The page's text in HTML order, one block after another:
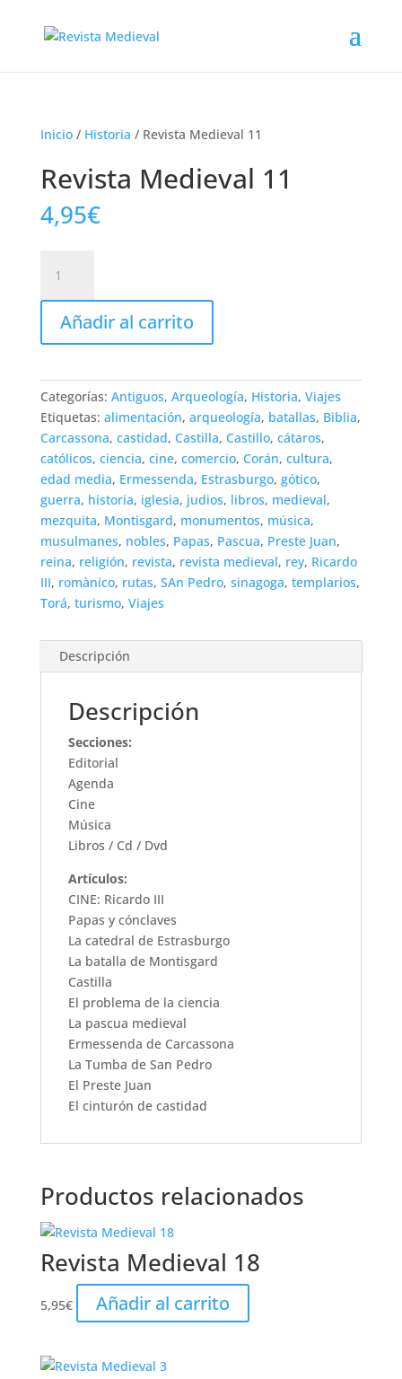
Inicio/ Historia / Revista Medieval 11
Revista Medieval 11
4,95€
Medieval
11
cantidad
Añadir al carrito
Categorías: Antiguos, Arqueología, Historia, Viajes
Etiquetas: alimentación, arqueología, batallas, Biblia,
Carcassona, castidad, Castilla, Castillo, cátaros,
católicos, ciencia, cine, comercio, Corán, cultura,
edad media, Ermessenda, Estrasburgo, gótico,
guerra, historia, iglesia, judios, libros, medieval,
mezquita, Montisgard, monumentos, música,
musulmanes, nobles, Papas, Pascua, Preste Juan,
reina, religión, revista, revista medieval, rey, Ricardo
III, romànico, rutas, SAn Pedro, sinagoga, templarios,
Torá, turismo, Viajes
Descripción
Descripción
Secciones:
Editorial
Agenda
Cine
Música
Libros / Cd / Dvd
Artículos:
CINE: Ricardo III
Papas y cónclaves
La catedral de Estrasburgo
La batalla de Montisgard
Castilla
El problema de la ciencia
La pascua medieval
Ermessenda de Carcassona
La Tumba de San Pedro
El Preste Juan
El cinturón de castidad
Productos relacionados
Revista Medieval 18
5,95€ Añadir al carrito